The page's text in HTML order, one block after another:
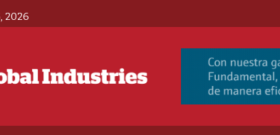
2026